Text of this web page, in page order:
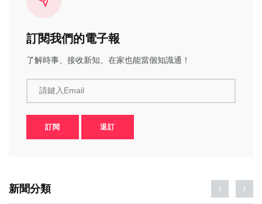
訂閱我們的電子報
了解時事、接收新知、在家也能當個知識通！
請鍵入Email
訂閱 退訂
新聞分類